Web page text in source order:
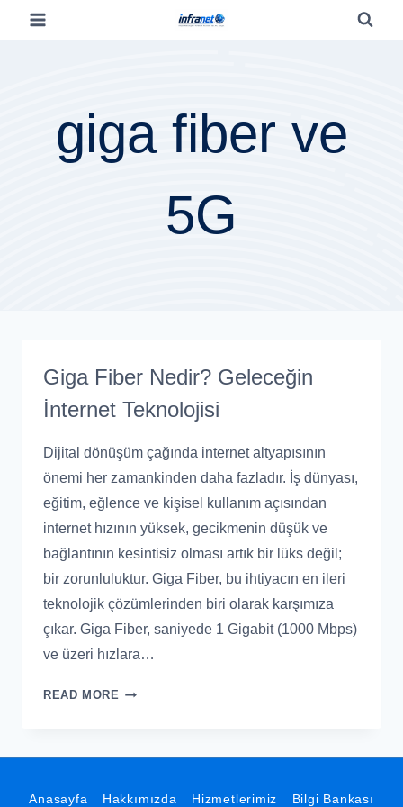
giga fiber ve
5G
Giga Fiber Nedir? Geleceğin
İnternet Teknolojisi
Dijital dönüşüm çağında internet altyapısının
önemi her zamankinden daha fazladır. İş dünyası,
eğitim, eğlence ve kişisel kullanım açısından
internet hızının yüksek, gecikmenin düşük ve
bağlantının kesintisiz olması artık bir lüks değil;
bir zorunluluktur. Giga Fiber, bu ihtiyacın en ileri
teknolojik çözümlerinden biri olarak karşımıza
çıkar. Giga Fiber, saniyede 1 Gigabit (1000 Mbps)
ve üzeri hızlara…
READ MORE
Anasayfa Hakkımızda Hizmetlerimiz Bilgi Bankası